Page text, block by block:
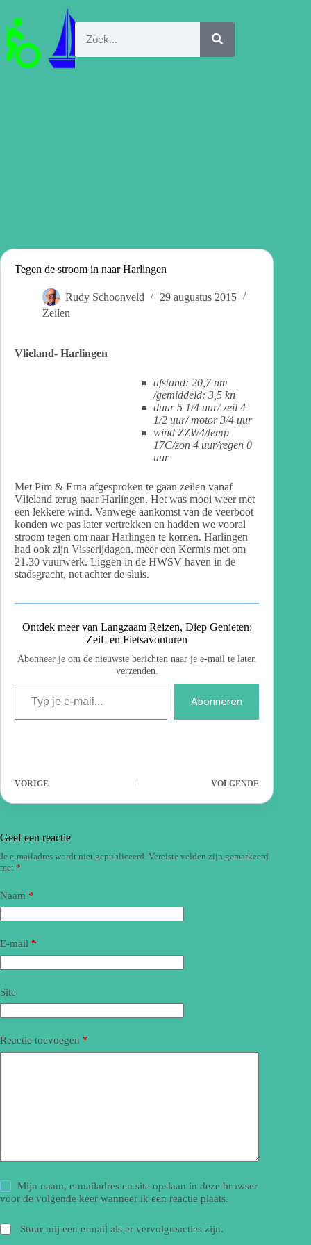
Tegen de stroom in naar Harlingen
Rudy Schoonveld
29 augustus 2015
Zeilen
Vlieland- Harlingen
afstand: 20,7 nm
/gemiddeld: 3,5 kn
duur 5 1/4 uur/ zeil 4
1/2 uur/ motor 3/4 uur
wind ZZW4/temp
17C/zon 4 uur/regen 0
uur
Met Pim & Erna afgesproken te gaan zeilen vanaf
Vlieland terug naar Harlingen. Het was mooi weer met
een lekkere wind. Vanwege aankomst van de veerboot
konden we pas later vertrekken en hadden we vooral
stroom tegen om naar Harlingen te komen. Harlingen
had ook zijn Visserijdagen, meer een Kermis met om
21.30 vuurwerk. Liggen in de HWSV haven in de
stadsgracht, net achter de sluis.
Ontdek meer van Langzaam Reizen, Diep Genieten:
Zeil- en Fietsavonturen
Abonneer je om de nieuwste berichten naar je e-mail te laten
verzenden.
Abonneren
VORIGE VOLGENDE
Geef een reactie
Je e-mailadres wordt niet gepubliceerd. Vereiste velden zijn gemarkeerd
met *
Naam *
E-mail *
Site
Reactie toevoegen *
Mijn naam, e-mailadres en site opslaan in deze browser
voor de volgende keer wanneer ik een reactie plaats.
Stuur mij een e-mail als er vervolgreacties zijn.